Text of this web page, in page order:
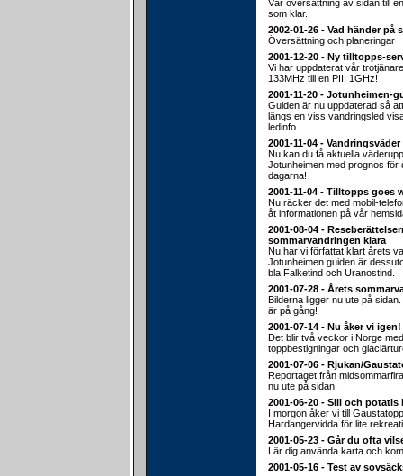
Vår översättning av sidan till
som klar.
2002-01-26 - Vad händer på
Översättning och planeringar
2001-12-20 - Ny tilltopps-
Vi har uppdaterat vår
133MHz till en PIII 1GHz!
2001-11-20 - Jotunheimen-
Guiden är nu uppdaterad så
längs en viss vandringsled
ledinfo.
2001-11-04 -
Nu kan du få aktuella
Jotunheimen med prognos för
dagarna!
2001-11-04 - Tilltopps goes
Nu räcker det med mobil-
åt informationen på vår
2001-08-04 -
sommarvandringen klara
Nu har vi författat klart årets
Jotunheimen guiden är
bla Falketind och Uranostind.
2001-07-28 - Årets
Bilderna ligger nu ute på
är på gång!
2001-07-14 - Nu åker vi igen!
Det blir två veckor i Norge
toppbestigningar och
2001-07-06 - Rjukan/
Reportaget från
nu ute på sidan.
2001-06-20 - Sill och potatis
I morgon åker vi till
Hardangervidda för lite
2001-05-23 - Går du ofta
Lär dig använda karta och
2001-05-16 - Test av